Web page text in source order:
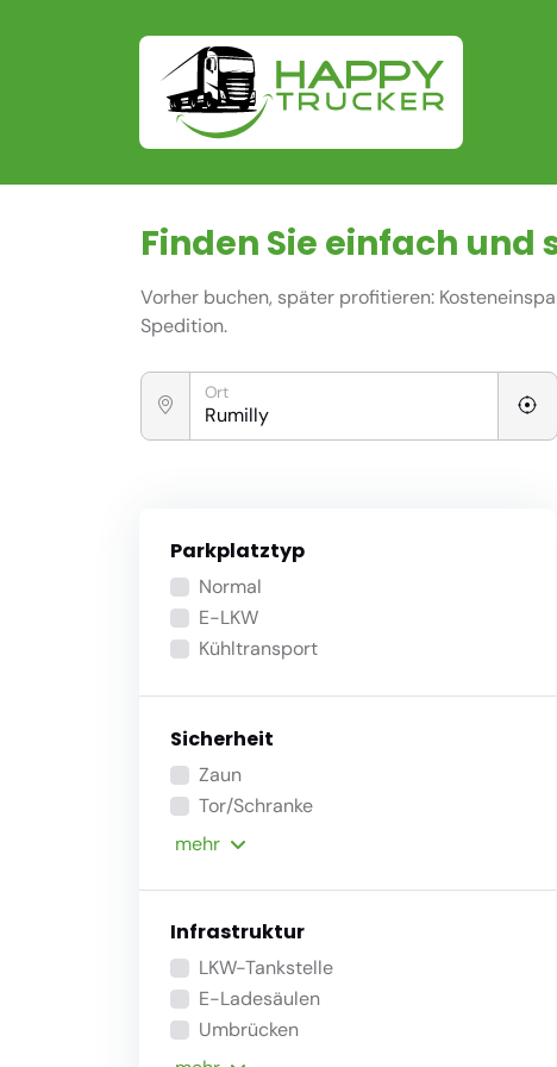
Finden Sie einfach und
Vorher buchen, später profitieren:
Spedition.
Ort
Parkplatztyp
Normal
E-LKW
Kühltransport
Sicherheit
Zaun
Tor/Schranke
mehr
Infrastruktur
LKW-Tankstelle
E-Ladesäulen
Umbrücken